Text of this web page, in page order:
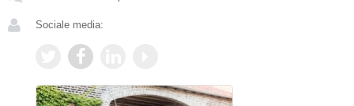
Sociale media: